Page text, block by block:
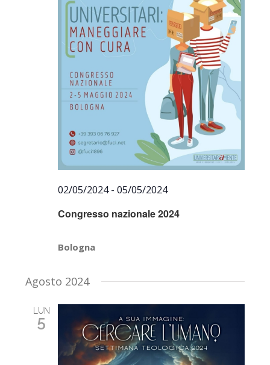
Congresso nazionale 2024
02/05/2024- 05/05/2024
Bologna
Agosto 2024
LUN
5